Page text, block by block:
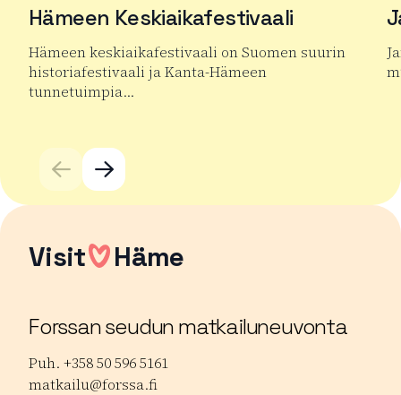
Hämeen Keskiaikafestivaali
Hämeen keskiaikafestivaali on Suomen suurin
historiafestivaali ja Kanta-Hämeen
tunnetuimpia…
Visit Häme
Forssan seudun matkailuneuvonta
Puh. +358 50 596 5161
matkailu@forssa.fi